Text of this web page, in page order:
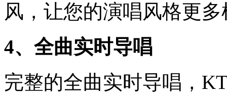
风，让您的演唱风格更多
4、全曲实时导唱
完整的全曲实时导唱，